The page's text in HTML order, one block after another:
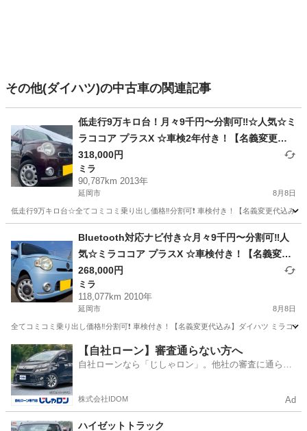
その他(ダイハツ)の中古車の関連記事
低走行9万キロ台！月々9千円〜分割可‼️☆人気☆ミ
ラココア プラスX ☆車検2年付き！【名義変更代
込み】Bluetoothナビ付き☆走行中DVD見れます
☆ETC付き☆圧迫感無くおしゃれな内装☆ドライ
ブレコーダー付き☆そのまま乗って帰れます‼️③延
318,000円
ミラ
90,787km 2013年
延岡市 8月8日
低走行9万キロ台☆全てコミコミ乗り出し価格‼️分割可❗️ 車検付き！【名義変更代込
Bluetooth対応ナビ付き☆月々9千円〜分割可‼️人
気☆ミラココア プラスX ☆車検付き！【名義変更
代込み】Bluetooth対応ナビ付き☆圧迫感無くお
しゃれな内装☆ドライブレコーダー付き☆事故修
復歴無し☆そのまま乗って帰れます‼️
268,000円
ミラ
118,077km 2010年
延岡市 8月8日
全てコミコミ乗り出し価格‼️分割可❗️ 車検付き！【名義変更代込み】ダイハツ ミラ
宮崎 延岡市 ミラ
【自社ローン】審査通らない方へ
自社ローンなら「じしゃロン」。他社の審査に通らな
株式会社IDOM Ad
ハイゼットトラック